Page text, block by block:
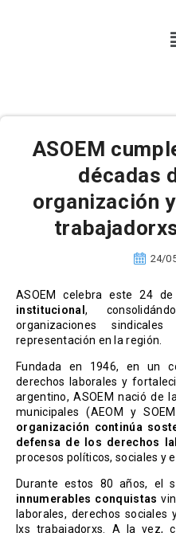
ASOEM
décadas
organización
24/
ASOEM celebra este 24
institucional ,
organizaciones
representación en la región.
Fundada en 1946, en un
derechos laborales y
argentino, ASOEM nació de
municipales (AEOM y
organización continúa
defensa de los derechos
procesos políticos, sociales y
Durante estos 80 años, el
innumerables conquistas
laborales, derechos
lxs trabajadorxs. A la vez,